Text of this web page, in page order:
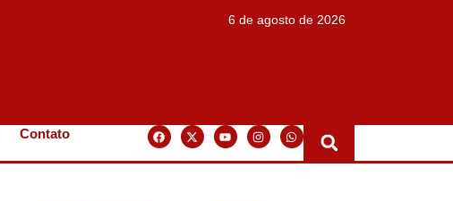
6 de agosto de 2026
Contato